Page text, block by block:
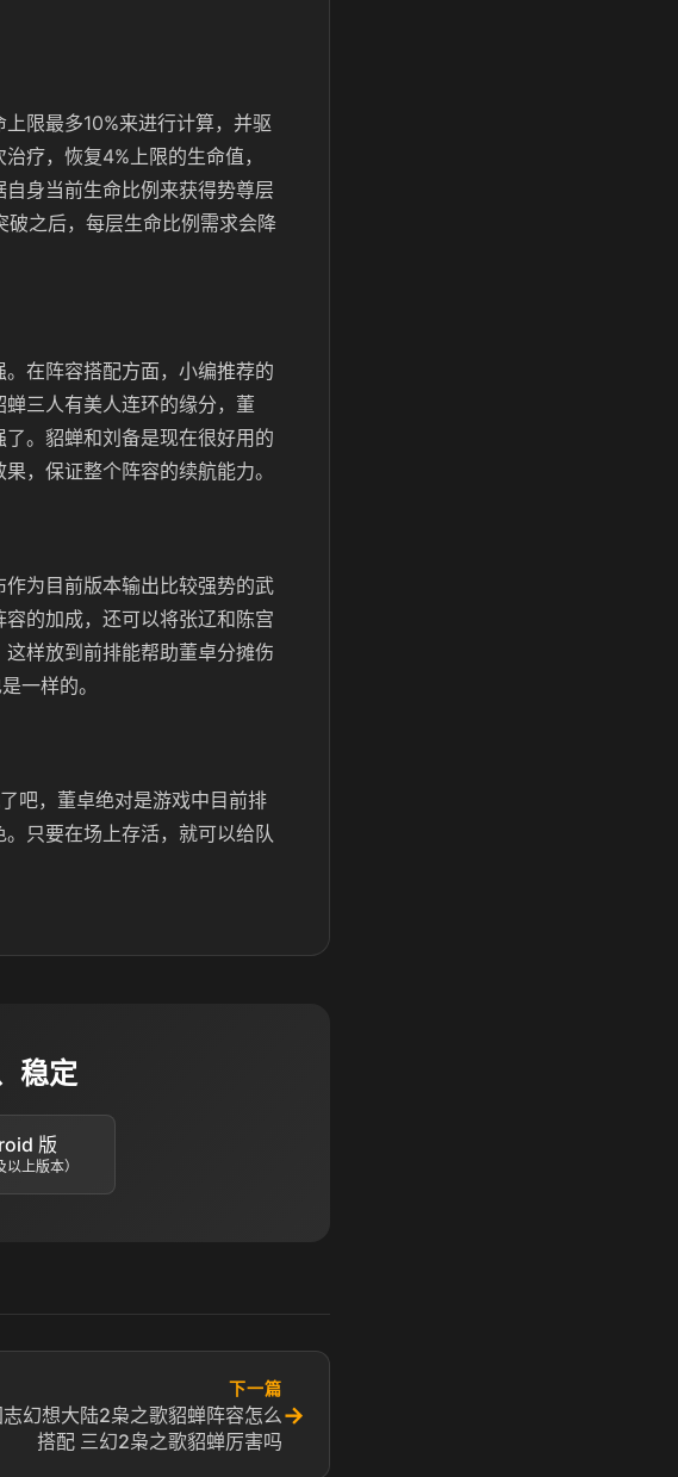
限最多10%来进行计算，并驱
疗，恢复4%上限的生命值，
身当前生命比例来获得势尊层
之后，每层生命比例需求会降
在阵容搭配方面，小编推荐的
三人有美人连环的缘分，董
。貂蝉和刘备是现在很好用的
，保证整个阵容的续航能力。
为目前版本输出比较强势的武
的加成，还可以将张辽和陈宫
样放到前排能帮助董卓分摊伤
一样的。
吧，董卓绝对是游戏中目前排
只要在场上存活，就可以给队
稳定
版
上版本）
下一篇
志幻想大陆2枭之歌貂蝉阵容怎么
搭配 三幻2枭之歌貂蝉厉害吗
→